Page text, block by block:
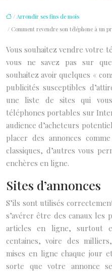
/ Arrondir ses fins de mois
/ Comment revendre son téléphone à un
Vous souhaitez vendre votre
vous ne savez pas sur
souhaitez avoir quelques «
publicités susceptibles
une liste de sites qui
téléphones portables sur
audience d’acheteurs
placer des annonces
classiques, d’autres vous
enchères en ligne.
Sites d’annonces
S’ils sont utilisés
s’avérer être des canaux
articles en ligne, surtout
centaines, voire des
mises en ligne chaque jour
sorte que votre annonce